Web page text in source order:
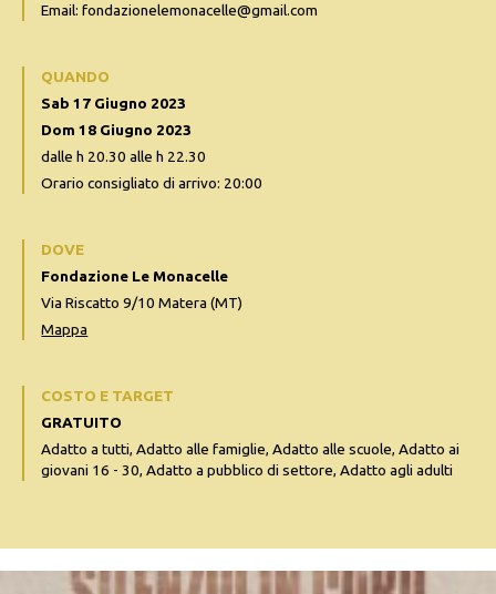
Email: fondazionelemonacelle@gmail.com
QUANDO
Sab 17 Giugno 2023
Dom 18 Giugno 2023
dalle h 20.30 alle h 22.30
Orario consigliato di arrivo: 20:00
DOVE
Fondazione Le Monacelle
Via Riscatto 9/10 Matera (MT)
Mappa
COSTO E TARGET
GRATUITO
Adatto a tutti, Adatto alle famiglie, Adatto alle scuole, Adatto ai
giovani 16 - 30, Adatto a pubblico di settore, Adatto agli adulti